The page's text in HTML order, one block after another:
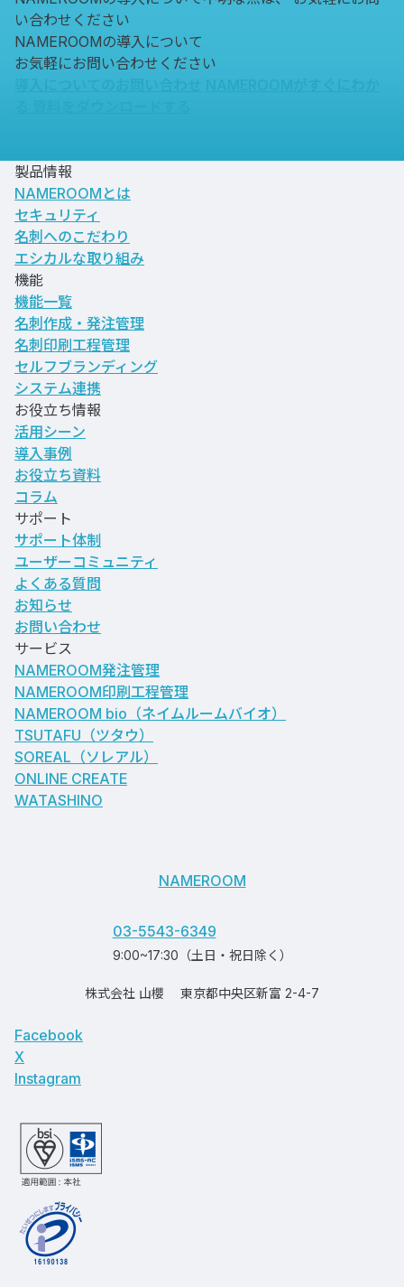
い合わせください
NAMEROOMの導入について
お気軽にお問い合わせください
製品情報
NAMEROOMとは
セキュリティ
名刺へのこだわり
エシカルな取り組み
機能
機能一覧
名刺作成・発注管理
名刺印刷工程管理
セルフブランディング
システム連携
お役立ち情報
活用シーン
導入事例
お役立ち資料
コラム
サポート
サポート体制
ユーザーコミュニティ
よくある質問
お知らせ
お問い合わせ
サービス
NAMEROOM発注管理
NAMEROOM印刷工程管理
NAMEROOM bio （ネイムルームバイオ）
TSUTAFU（ツタウ）
SOREAL（ソレアル）
ONLINE CREATE
WATASHINO
NAMEROOM
03-5543-6349
9:00~17:30（土日・祝日除く）
株式会社 山櫻 東京都中央区新富 2-4-7
Facebook
X
Instagram